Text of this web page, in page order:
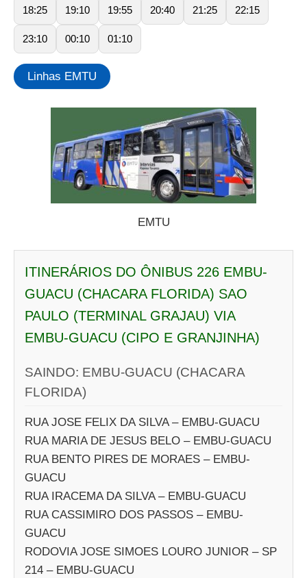
18:25 19:10 19:55 20:40 21:25 22:15
23:10 00:10 01:10
Linhas EMTU
EMTU
ITINERÁRIOS DO ÔNIBUS 226 EMBU-
GUACU (CHACARA FLORIDA) SAO
PAULO (TERMINAL GRAJAU) VIA
EMBU-GUACU (CIPO E GRANJINHA)
SAINDO: EMBU-GUACU (CHACARA
FLORIDA)
RUA JOSE FELIX DA SILVA – EMBU-GUACU
RUA MARIA DE JESUS BELO – EMBU-GUACU
RUA BENTO PIRES DE MORAES – EMBU-
GUACU
RUA IRACEMA DA SILVA – EMBU-GUACU
RUA CASSIMIRO DOS PASSOS – EMBU-
GUACU
RODOVIA JOSE SIMOES LOURO JUNIOR – SP
214 – EMBU-GUACU